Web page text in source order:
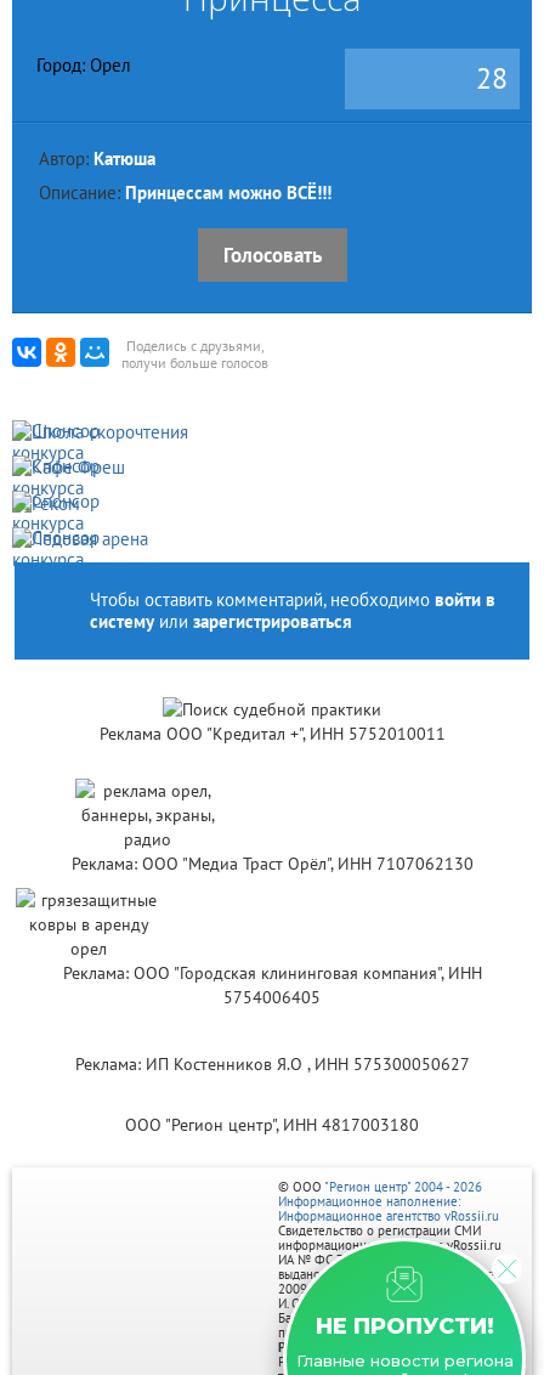
Город: Орел 28
Автор: Катюша
Описание: Принцессам можно ВСЁ!!!
Голосовать
Поделись с друзьями,
получи больше голосов
Чтобы оставить комментарий, необходимо войти в
системуили зарегистрироваться
Реклама ООО "Кредитал +", ИНН 5752010011
Реклама: ООО "Медиа Траст Орёл", ИНН 7107062130
Реклама: ООО "Городская клининговая компания", ИНН
5754006405
Реклама: ИП Костенников Я.О , ИНН 575300050627
ООО "Регион центр", ИНН 4817003180
НЕ ПРОПУСТИ!
Главные новости региона
© ООО "Регион центр" 2004 - 2026
Информационное наполнение:
Информационное агентство vRossii.ru
Свидетельство о регистрации СМИ
информационного агентства vRossii.ru
ИА № ФС 77‑35502
выдано РОСКОМНАДЗОРом 04 марта
2009г.
И. О. Главного редактора Нарыков А. Н.
Баннеры на портале размещаются на
правах рекламы.
Реклама на портале:
Рекламное агентство "Умный маркетинг"